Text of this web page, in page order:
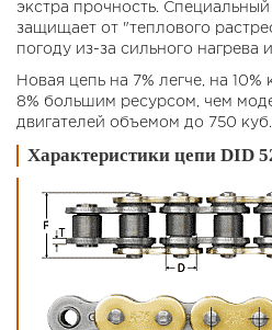
экстра прочность.
защищает от "теплового
погоду из-за сильного нагрева
Новая цепь на 7% легче, на
8% большим ресурсом, чем
двигателей объемом до 750
Характеристики цепи DID